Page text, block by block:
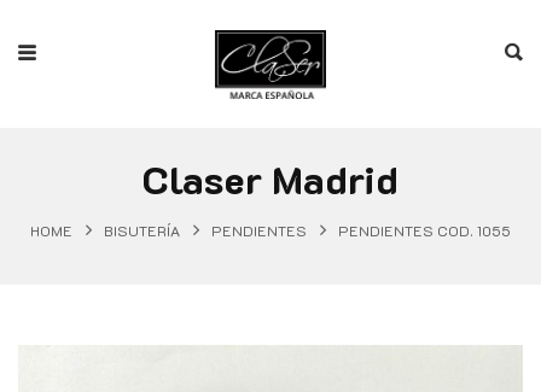
Claser Madrid
HOME BISUTERÍA PENDIENTES PENDIENTES COD. 1055